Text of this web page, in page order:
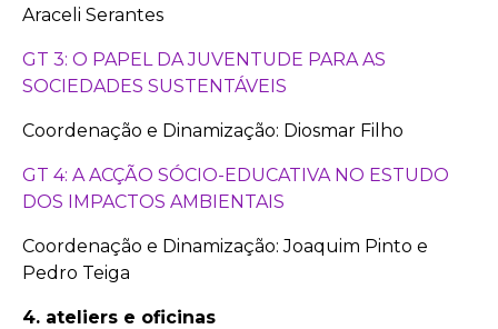
Araceli Serantes
GT 3: O PAPEL DA JUVENTUDE PARA AS
SOCIEDADES SUSTENTÁVEIS
Coordenação e Dinamização: Diosmar Filho
GT 4: A ACÇÃO SÓCIO-EDUCATIVA NO ESTUDO
DOS IMPACTOS AMBIENTAIS
Coordenação e Dinamização: Joaquim Pinto e
Pedro Teiga
4. ateliers e oficinas